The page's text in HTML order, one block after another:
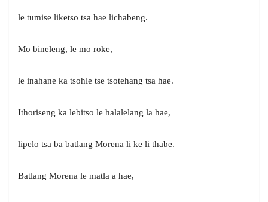
le tumise liketso tsa hae lichabeng.
Mo bineleng, le mo roke,
le inahane ka tsohle tse tsotehang tsa hae.
Ithoriseng ka lebitso le halalelang la hae,
lipelo tsa ba batlang Morena li ke li thabe.
Batlang Morena le matla a hae,